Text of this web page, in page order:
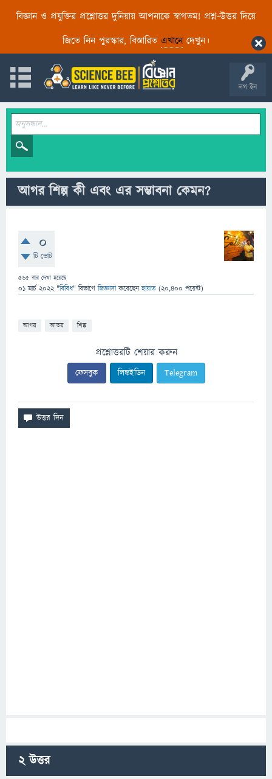
বিজ্ঞান ও প্রযুক্তির প্রশ্নোত্তর দুনিয়ায় আপনাকে স্বাগতম! প্রশ্ন-উত্তর দিয়ে
জিতে নিন পুরস্কার, বিস্তারিত এখানেদেখুন।
লগ ইন
আগর শিল্প কী এবং এর সম্ভাবনা কেমন?
0
টি ভোট
565 বার দেখা হয়েছে
01 মার্চ 2022 "বিবিধ" বিভাগে জিজ্ঞাসাকরেছেনহায়াত (20,400 পয়েন্ট)
আগর আতর শিল্প
প্রশ্নোত্তরটি শেয়ার করুন
ফেসবুক লিঙ্কইডিন Telegram
2উত্তর